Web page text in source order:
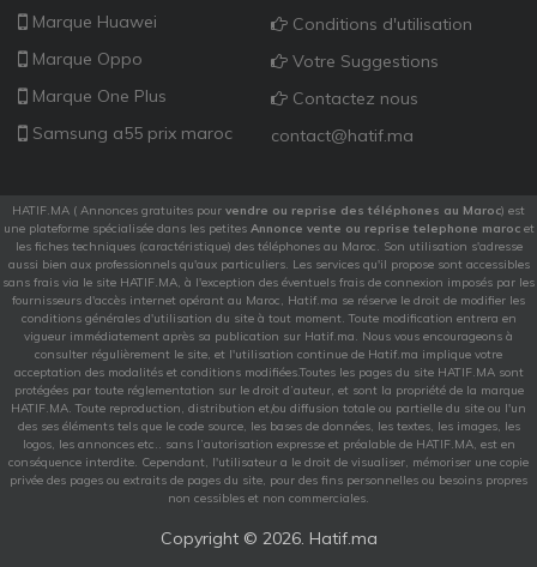
Marque Huawei
Marque Oppo
Marque One Plus
Samsung a55 prix maroc
Conditions d'utilisation
Votre Suggestions
Contactez nous
contact@hatif.ma
HATIF.MA ( Annonces gratuites pour vendre ou reprise des téléphones au Maroc) est
une plateforme spécialisée dans les petites Annonce vente ou reprise telephone marocet
les fiches techniques (caractéristique) des téléphones au Maroc. Son utilisation s'adresse
aussi bien aux professionnels qu'aux particuliers. Les services qu'il propose sont accessibles
sans frais via le site HATIF.MA, à l'exception des éventuels frais de connexion imposés par les
fournisseurs d'accès internet opérant au Maroc, Hatif.ma se réserve le droit de modifier les
conditions générales d'utilisation du site à tout moment. Toute modification entrera en
vigueur immédiatement après sa publication sur Hatif.ma. Nous vous encourageons à
consulter régulièrement le site, et l'utilisation continue de Hatif.ma implique votre
acceptation des modalités et conditions modifiées.Toutes les pages du site HATIF.MA sont
protégées par toute réglementation sur le droit d’auteur, et sont la propriété de la marque
HATIF.MA. Toute reproduction, distribution et/ou diffusion totale ou partielle du site ou l'un
des ses éléments tels que le code source, les bases de données, les textes, les images, les
logos, les annonces etc.. sans l’autorisation expresse et préalable de HATIF.MA, est en
conséquence interdite. Cependant, l'utilisateur a le droit de visualiser, mémoriser une copie
privée des pages ou extraits de pages du site, pour des fins personnelles ou besoins propres
non cessibles et non commerciales.
Copyright © 2026. Hatif.ma